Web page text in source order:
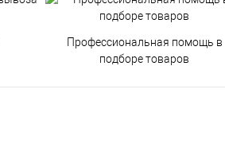
Профессиональная помощь в
подборе товаров